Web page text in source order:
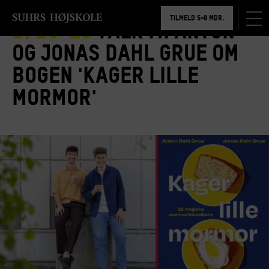
TILMELD 5-6 MDR.
1/10-25Talk m. Anton
og Jonas Dahl Grue om
bogen 'Kager lille
mormor'